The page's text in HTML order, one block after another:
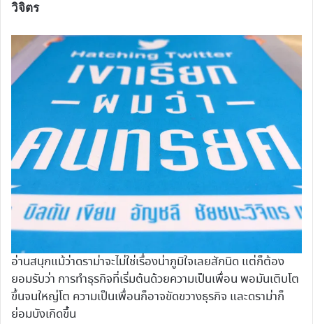
วิจิตร
อ่านสนุกแม้ว่าดราม่าจะไม่ใช่เรื่องน่าภูมิใจเลยสักนิด แต่ก็ต้อง
ยอมรับว่า การทำธุรกิจที่เริ่มต้นด้วยความเป็นเพื่อน พอมันเติบโต
ขึ้นจนใหญ่โต ความเป็นเพื่อนก็อาจขัดขวางธุรกิจ และดราม่าก็
ย่อมบังเกิดขึ้น